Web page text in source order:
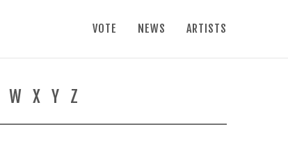
VOTE NEWS ARTISTS
W X Y Z